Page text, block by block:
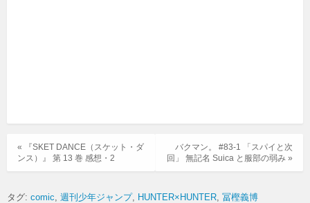
バクマン。 #83-1 「スパイと次
回」 無記名 Suica と服部の弱み »
« 『SKET DANCE（スケット・ダ
ンス）』 第 13 巻 感想・2
タグ: comic 週刊少年ジャンプ HUNTER×HUNTER 冨樫義博